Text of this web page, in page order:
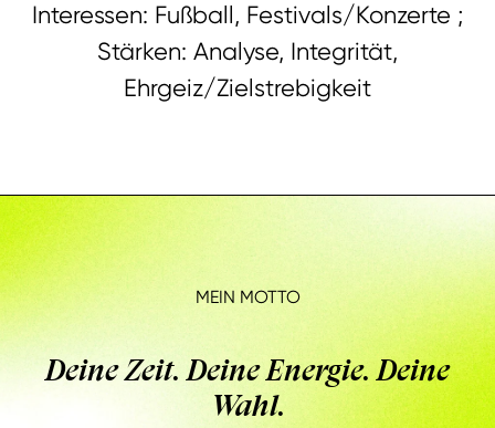
Interessen: Fußball, Festivals/Konzerte ;
Stärken: Analyse, Integrität,
Ehrgeiz/Zielstrebigkeit
MEIN MOTTO
Deine Zeit. Deine Energie. Deine
Wahl.